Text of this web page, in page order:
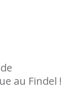
au Findel !